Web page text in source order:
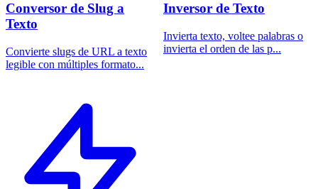
Conversor de Slug a
Texto
Convierte slugs de URL a texto
legible con múltiples formato...
Inversor de Texto
Invierta texto, voltee palabras o
invierta el orden de las p...